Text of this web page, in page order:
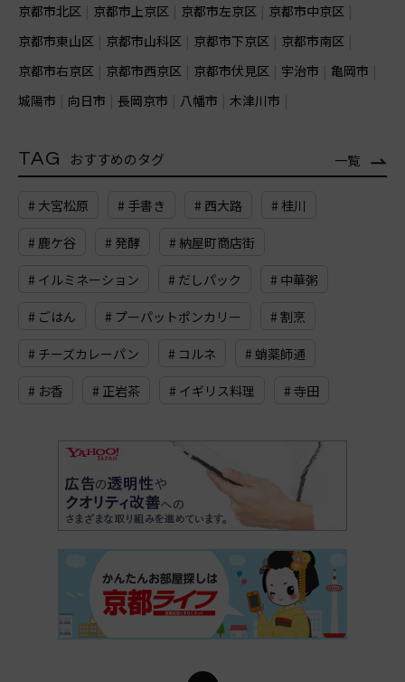
京都市北区 京都市上京区 京都市左京区
京都市中京区
京都市東山区
京都市山科区 京都市下京区
京都市南区
京都市右京区
京都市西京区 京都市伏見区 宇治市
亀岡市
城陽市
向日市 長岡京市 八幡市 木津川市
TAG おすすめのタグ 一覧
# 大宮松原 # 手書き # 西大路 # 桂川
# 鹿ケ谷 # 発酵 # 納屋町商店街
# イルミネーション # だしパック # 中華粥
# ごはん # プーパットポンカリー # 割烹
# チーズカレーパン # コルネ # 蛸薬師通
# お香 # 正岩茶 # イギリス料理 # 寺田